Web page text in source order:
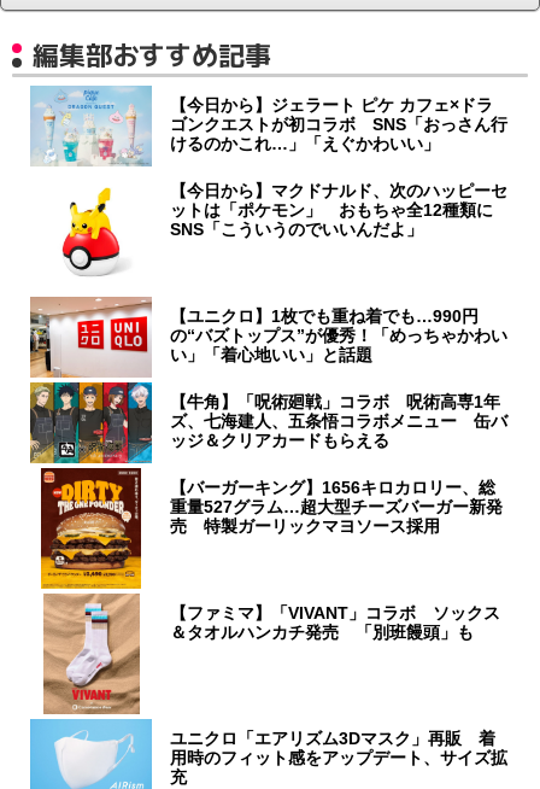
編集部おすすめ記事
【今日から】ジェラート ピケ カフェ×ドラ
ゴンクエストが初コラボ SNS「おっさん行
けるのかこれ…」「えぐかわいい」
【今日から】マクドナルド、次のハッピーセ
ットは「ポケモン」 おもちゃ全12種類に
SNS「こういうのでいいんだよ」
【ユニクロ】1枚でも重ね着でも…990円
の“バズトップス”が優秀！「めっちゃかわい
い」「着心地いい」と話題
【牛角】「呪術廻戦」コラボ 呪術高専1年
ズ、七海建人、五条悟コラボメニュー 缶バ
ッジ＆クリアカードもらえる
【バーガーキング】1656キロカロリー、総
重量527グラム…超大型チーズバーガー新発
売 特製ガーリックマヨソース採用
【ファミマ】「VIVANT」コラボ ソックス
＆タオルハンカチ発売 「別班饅頭」も
ユニクロ「エアリズム3Dマスク」再販 着
用時のフィット感をアップデート、サイズ拡
充